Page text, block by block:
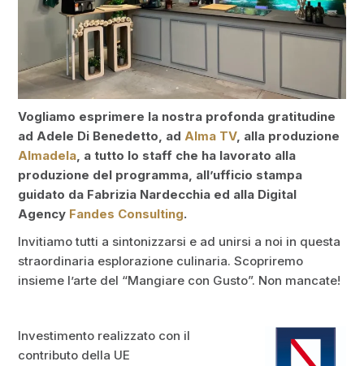
Vogliamo esprimere la nostra profonda gratitudine
ad Adele Di Benedetto, adAlma TV, alla produzione
Almadela, a tutto lo staff che ha lavorato alla
produzione del programma, all’ufficio stampa
guidato da Fabrizia Nardecchia ed alla Digital
Agency Fandes Consulting.
Invitiamo tutti a sintonizzarsi e ad unirsi a noi in questa
straordinaria esplorazione culinaria. Scopriremo
insieme l’arte del “Mangiare con Gusto”. Non mancate!
Investimento realizzato con il
contributo della UE